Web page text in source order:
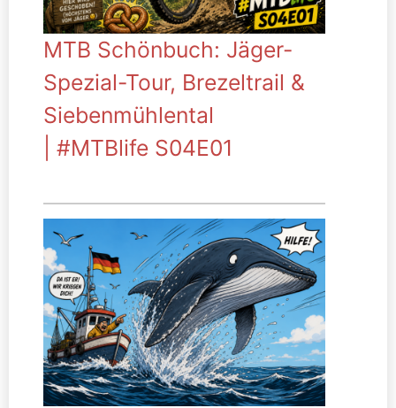
MTB Schönbuch: Jäger-
Spezial-Tour, Brezeltrail &
Siebenmühlental
| #MTBlife S04E01